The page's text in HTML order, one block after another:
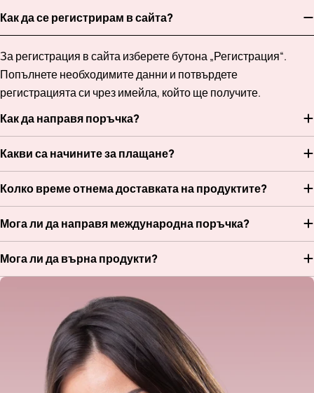
Как да се регистрирам в сайта?
За регистрация в сайта изберете бутона „Регистрация“.
Попълнете необходимите данни и потвърдете
регистрацията си чрез имейла, който ще получите.
Как да направя поръчка?
Какви са начините за плащане?
Колко време отнема доставката на продуктите?
Мога ли да направя международна поръчка?
Мога ли да върна продукти?